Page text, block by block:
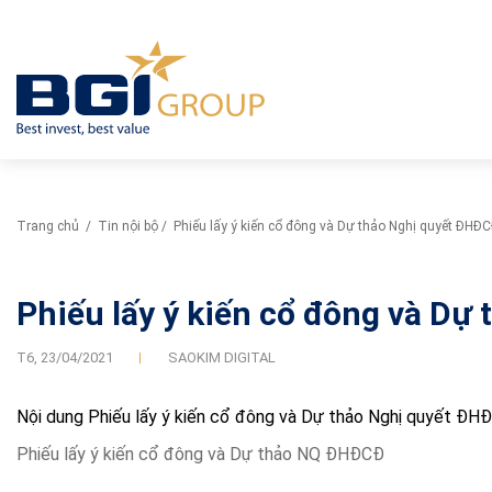
Trang chủ / Tin nội bộ / Phiếu lấy ý kiến cổ đông và Dự thảo Nghị quyết
Phiếu lấy ý kiến cổ đông và
T6, 23/04/2021 SAOKIM DIGITAL
Nội dung Phiếu lấy ý kiến cổ đông và Dự thảo Nghị quyết
Phiếu lấy ý kiến cổ đông và Dự thảo NQ ĐHĐCĐ